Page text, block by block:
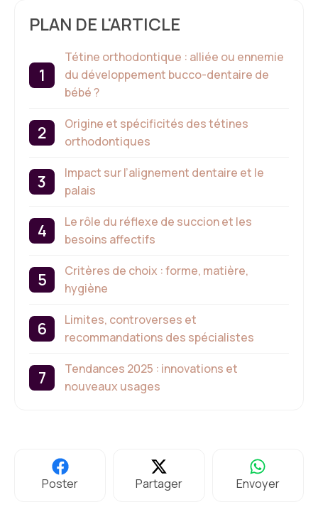
PLAN DE L'ARTICLE
Tétine orthodontique : alliée ou ennemie
du développement bucco-dentaire de
bébé ?
Origine et spécificités des tétines
orthodontiques
Impact sur l’alignement dentaire et le
palais
Le rôle du réflexe de succion et les
besoins affectifs
Critères de choix : forme, matière,
hygiène
Limites, controverses et
recommandations des spécialistes
Tendances 2025 : innovations et
nouveaux usages
Poster Partager Envoyer